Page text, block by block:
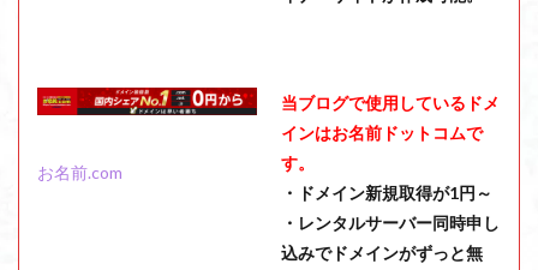
お名前.com
当ブログで使用しているドメ
インはお名前ドットコムで
す。
・ドメイン新規取得が1円～
・レンタルサーバー同時申し
込みでドメインがずっと無